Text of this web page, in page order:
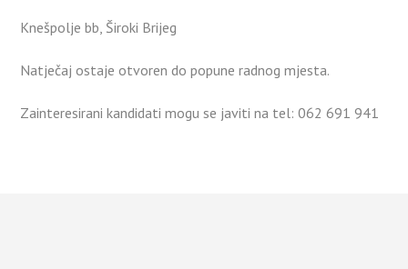
Knešpolje bb, Široki Brijeg
Natječaj ostaje otvoren do popune radnog mjesta.
Zainteresirani kandidati mogu se javiti na tel: 062 691 941